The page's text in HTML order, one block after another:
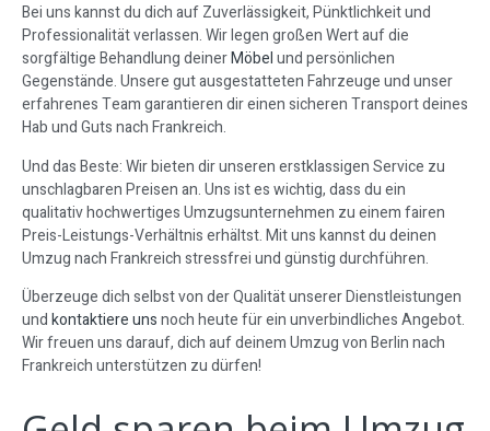
Bei uns kannst du dich auf Zuverlässigkeit, Pünktlichkeit und
Professionalität verlassen. Wir legen großen Wert auf die
sorgfältige Behandlung deinerMöbelund persönlichen
Gegenstände. Unsere gut ausgestatteten Fahrzeuge und unser
erfahrenes Team garantieren dir einen sicheren Transport deines
Hab und Guts nach Frankreich.
Und das Beste: Wir bieten dir unseren erstklassigen Service zu
unschlagbaren Preisen an. Uns ist es wichtig, dass du ein
qualitativ hochwertiges Umzugsunternehmen zu einem fairen
Preis-Leistungs-Verhältnis erhältst. Mit uns kannst du deinen
Umzug nach Frankreich stressfrei und günstig durchführen.
Überzeuge dich selbst von der Qualität unserer Dienstleistungen
undkontaktiere unsnoch heute für ein unverbindliches Angebot.
Wir freuen uns darauf, dich auf deinem Umzug von Berlin nach
Frankreich unterstützen zu dürfen!